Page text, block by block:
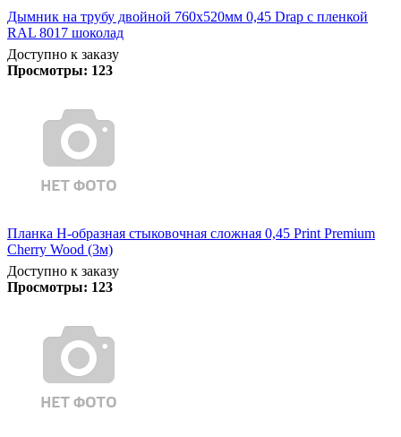
Дымник на трубу двойной 760х520мм 0,45 Drap с пленкой
RAL 8017 шоколад
Доступно к заказу
Просмотры: 123
Планка Н-образная стыковочная сложная 0,45 Print Premium
Cherry Wood (3м)
Доступно к заказу
Просмотры: 123